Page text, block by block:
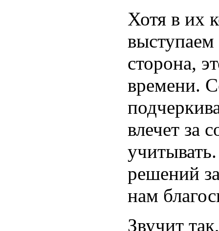
Хотя в их
выступаем
сторона,
времени.
влечет за
решений
нам
Звучит